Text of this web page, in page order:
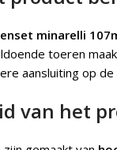
minarelli
toeren
aansluiting op
van het